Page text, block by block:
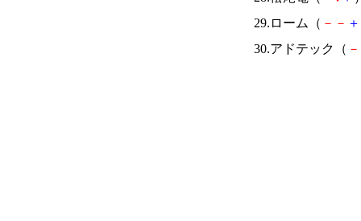
29.ローム（ － － ＋
30.アドテック（ －